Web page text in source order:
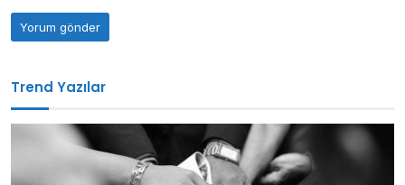
Trend Yazılar